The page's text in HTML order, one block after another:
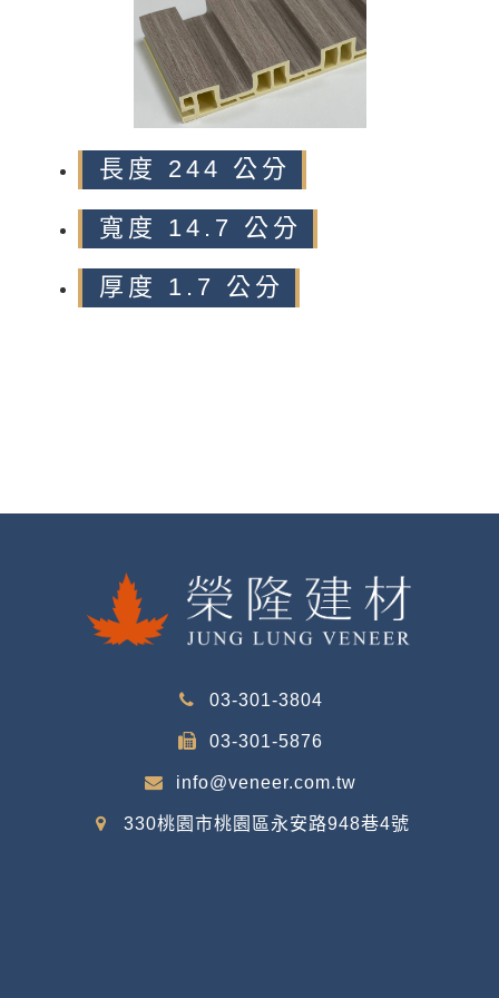
長度 244 公分
寬度 14.7 公分
厚度 1.7 公分
03-301-3804
03-301-5876
info@veneer.com.tw
330桃園市桃園區永安路948巷4號